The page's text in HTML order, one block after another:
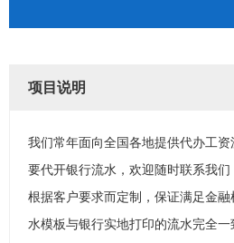
项目说明
我们常年面向全国各地提供代办工
要代开银行流水，欢迎随时联系我
根据客户要求而定制，保证满足金
水模板与银行实地打印的流水完全一